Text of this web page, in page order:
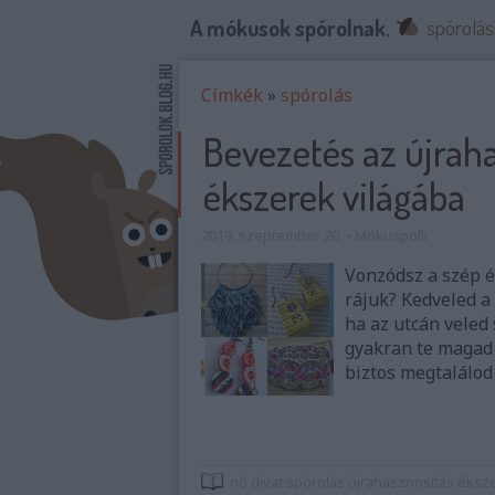
A mókusok spórolnak.
Címkék » spórolás
Bevezetés az
ékszerek világába
Vonzódsz a szép
rájuk? Kedveled
ha az utcán
gyakran te
biztos